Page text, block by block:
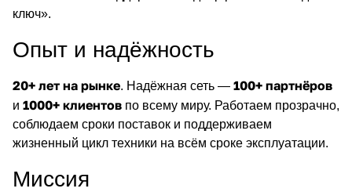
ключ».
Опыт и надёжность
20+ лет на рынке. Надёжная сеть — 100+ партнёров
и 1000+ клиентов по всему миру. Работаем прозрачно,
соблюдаем сроки поставок и поддерживаем
жизненный цикл техники на всём сроке эксплуатации.
Миссия